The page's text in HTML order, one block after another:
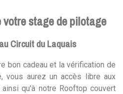
votre stage de pilotage
Circuit du Laquais
bon cadeau et la vérification de
vous aurez un accès libre aux
qu'à notre Rooftop couvert